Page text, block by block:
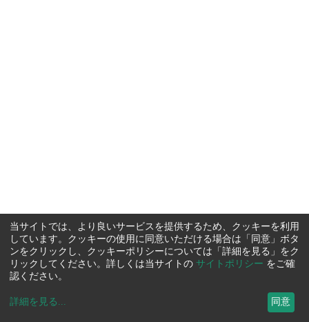
当サイトでは、より良いサービスを提供するため、クッキーを利用
しています。クッキーの使用に同意いただける場合は「同意」ボタ
ンをクリックし、クッキーポリシーについては「詳細を見る」をク
リックしてください。詳しくは当サイトの サイトポリシー をご確
認ください。
詳細を見る ... 同意